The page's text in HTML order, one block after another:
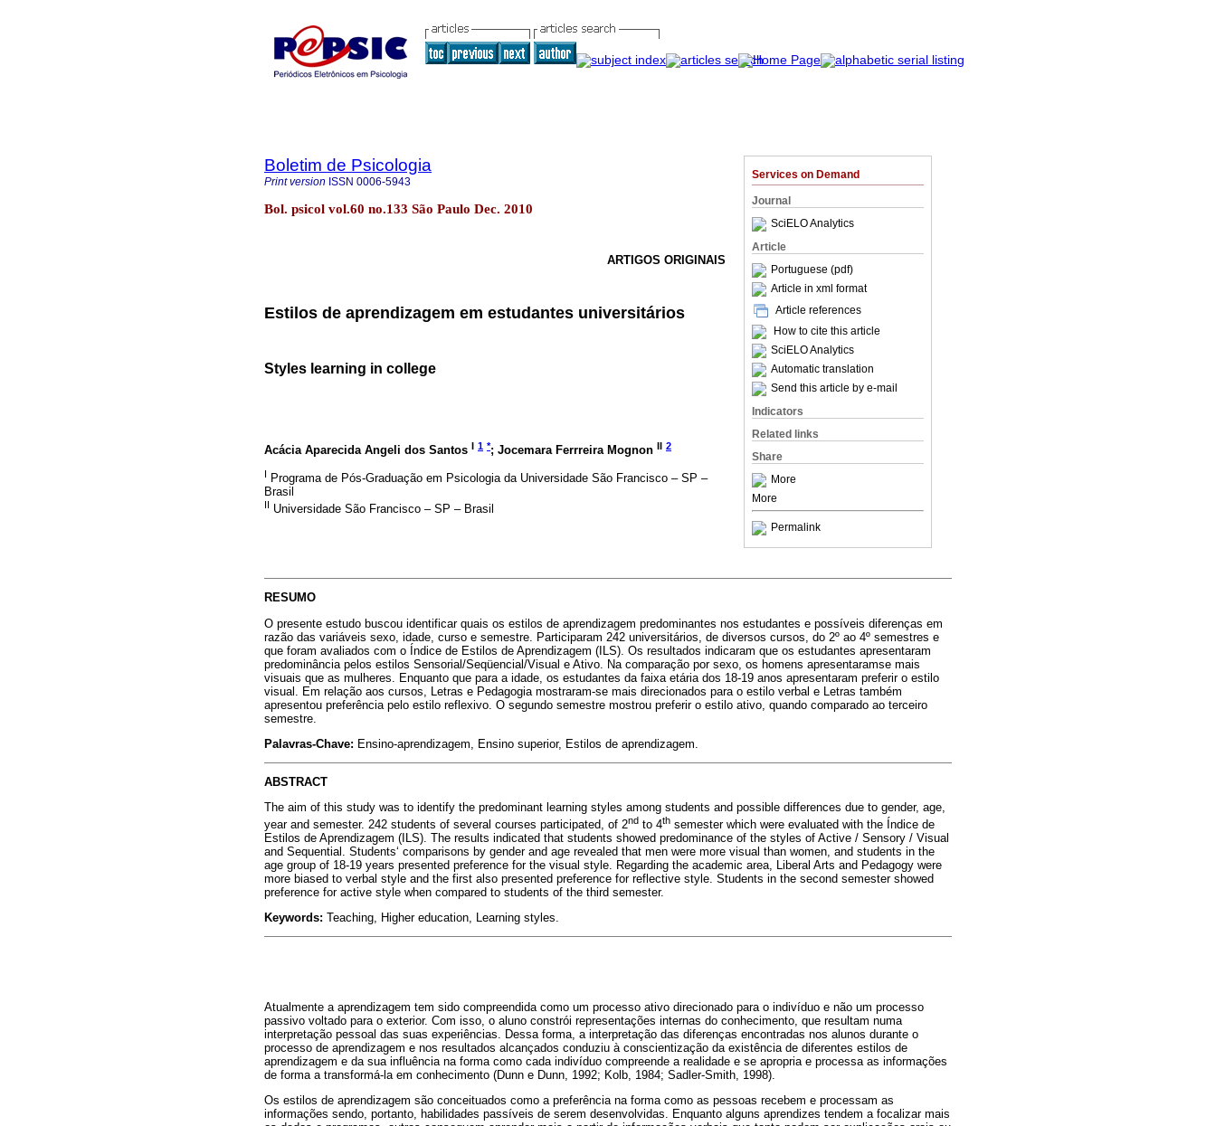
Services on Demand
Journal
SciELO Analytics
Article
Portuguese (pdf)
Article in xml format
Article references
How to cite this article
SciELO Analytics
Automatic translation
Send this article by e-mail
Indicators
Related links
Share
More
More
Permalink
Boletim de Psicologia
Print version ISSN 0006-5943
Bol. psicol vol.60 no.133 São Paulo Dec. 2010
ARTIGOS ORIGINAIS
Estilos de aprendizagem em estudantes universitários
Styles learning in college
Acácia Aparecida Angeli dos Santos I 1 *; Jocemara Ferrreira Mognon II 2
I Programa de Pós-Graduação em Psicologia da Universidade São Francisco – SP –
Brasil
II Universidade São Francisco – SP – Brasil
RESUMO
O presente estudo buscou identificar quais os estilos de aprendizagem predominantes nos estudantes e possíveis diferenças em
razão das variáveis sexo, idade, curso e semestre. Participaram 242 universitários, de diversos cursos, do 2º ao 4º semestres e
que foram avaliados com o Índice de Estilos de Aprendizagem (ILS). Os resultados indicaram que os estudantes apresentaram
predominância pelos estilos Sensorial/Seqüencial/Visual e Ativo. Na comparação por sexo, os homens apresentaramse mais
visuais que as mulheres. Enquanto que para a idade, os estudantes da faixa etária dos 18-19 anos apresentaram preferir o estilo
visual. Em relação aos cursos, Letras e Pedagogia mostraram-se mais direcionados para o estilo verbal e Letras também
apresentou preferência pelo estilo reflexivo. O segundo semestre mostrou preferir o estilo ativo, quando comparado ao terceiro
semestre.
Palavras-Chave: Ensino-aprendizagem, Ensino superior, Estilos de aprendizagem.
ABSTRACT
The aim of this study was to identify the predominant learning styles among students and possible differences due to gender, age,
year and semester. 242 students of several courses participated, of 2nd to 4th semester which were evaluated with the Índice de
Estilos de Aprendizagem (ILS). The results indicated that students showed predominance of the styles of Active / Sensory / Visual
and Sequential. Students‘ comparisons by gender and age revealed that men were more visual than women, and students in the
age group of 18-19 years presented preference for the visual style. Regarding the academic area, Liberal Arts and Pedagogy were
more biased to verbal style and the first also presented preference for reflective style. Students in the second semester showed
preference for active style when compared to students of the third semester.
Keywords: Teaching, Higher education, Learning styles.
Atualmente a aprendizagem tem sido compreendida como um processo ativo direcionado para o indivíduo e não um processo
passivo voltado para o exterior. Com isso, o aluno constrói representações internas do conhecimento, que resultam numa
interpretação pessoal das suas experiências. Dessa forma, a interpretação das diferenças encontradas nos alunos durante o
processo de aprendizagem e nos resultados alcançados conduziu à conscientização da existência de diferentes estilos de
aprendizagem e da sua influência na forma como cada indivíduo compreende a realidade e se apropria e processa as informações
de forma a transformá-la em conhecimento (Dunn e Dunn, 1992; Kolb, 1984; Sadler-Smith, 1998).
Os estilos de aprendizagem são conceituados como a preferência na forma como as pessoas recebem e processam as
informações sendo, portanto, habilidades passíveis de serem desenvolvidas. Enquanto alguns aprendizes tendem a focalizar mais